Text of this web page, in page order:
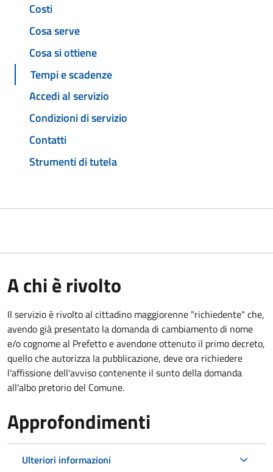
Costi
Cosa serve
Cosa si ottiene
Tempi e scadenze
Accedi al servizio
Condizioni di servizio
Contatti
Strumenti di tutela
A chi è rivolto
Il servizio è rivolto al cittadino maggiorenne "richiedente" che,
avendo già presentato la domanda di cambiamento di nome
e/o cognome al Prefetto e avendone ottenuto il primo decreto,
quello che autorizza la pubblicazione, deve ora richiedere
l'affissione dell'avviso contenente il sunto della domanda
all'albo pretorio del Comune.
Approfondimenti
Ulteriori informazioni